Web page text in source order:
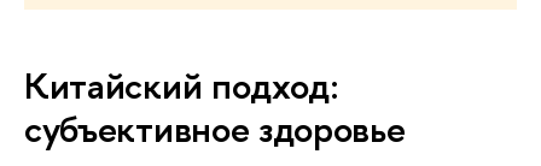
Китайский подход:
субъективное здоровье